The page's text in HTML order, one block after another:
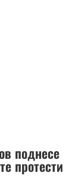
поднесе
протести